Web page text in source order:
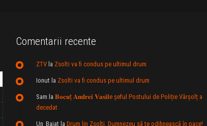
Comentarii recente
ZTVla Zsolti va fi condus pe ultimul drum
Ionut la Zsolti va fi condus pe ultimul drum
Sam la 𝐁𝐨𝐜𝐮ț 𝐀𝐧𝐝𝐫𝐞𝐢 𝐕𝐚𝐬𝐢𝐥e şeful Postului de Poliție Vârșolț a
decedat
Un_Baiat la Drum lin Zsolti. Dumnezeu sã te odihneascã în pace!